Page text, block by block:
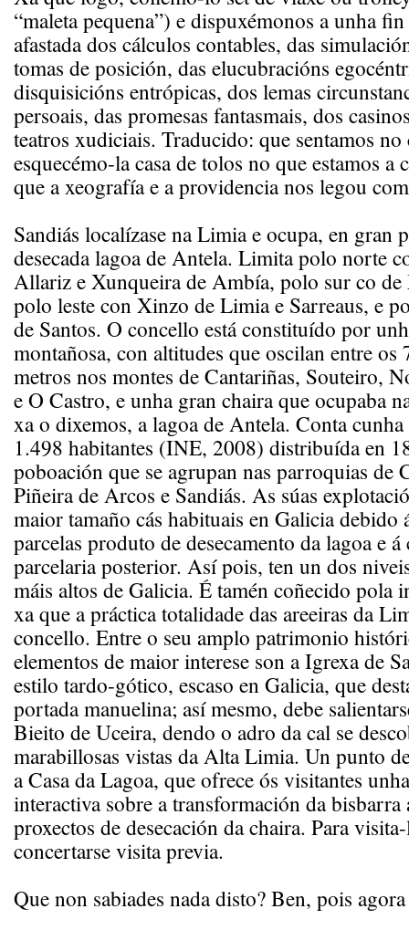
“maleta pequena”) e dispuxémonos a unha fin
afastada dos cálculos contables, das
tomas de posición, das elucubracións
disquisicións entrópicas, dos lemas
persoais, das promesas fantasmais, dos
teatros xudiciais. Traducido: que sentamos no
esquecémo-la casa de tolos no que estamos a
que a xeografía e a providencia nos legou
Sandiás localízase na Limia e ocupa, en gran
desecada lagoa de Antela. Limita polo norte
Allariz e Xunqueira de Ambía, polo sur co
polo leste con Xinzo de Limia e Sarreaus, e
de Santos. O concello está constituído por
montañosa, con altitudes que oscilan entre os
metros nos montes de Cantariñas, Souteiro,
e O Castro, e unha gran chaira que ocupaba
xa o dixemos, a lagoa de Antela. Conta
1.498 habitantes (INE, 2008) distribuída en
poboación que se agrupan nas parroquias de
Piñeira de Arcos e Sandiás. As súas
maior tamaño cás habituais en Galicia debido
parcelas produto de desecamento da lagoa e
parcelaria posterior. Así pois, ten un dos
máis altos de Galicia. É tamén coñecido pola
xa que a práctica totalidade das areeiras da
concello. Entre o seu amplo patrimonio
elementos de maior interese son a Igrexa de
estilo tardo-gótico, escaso en Galicia, que
portada manuelina; así mesmo, debe
Bieito de Uceira, dendo o adro da cal se
marabillosas vistas da Alta Limia. Un punto
a Casa da Lagoa, que ofrece ós visitantes
interactiva sobre a transformación da
proxectos de desecación da chaira. Para
concertarse visita previa.
Que non sabiades nada disto? Ben, pois